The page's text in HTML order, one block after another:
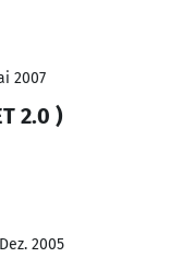
2007
2.0 )
2005